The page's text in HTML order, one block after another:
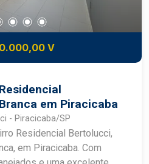
V
em Piracicaba
- Piracicaba/SP
Residencial Bertolucci,
em Piracicaba. Com